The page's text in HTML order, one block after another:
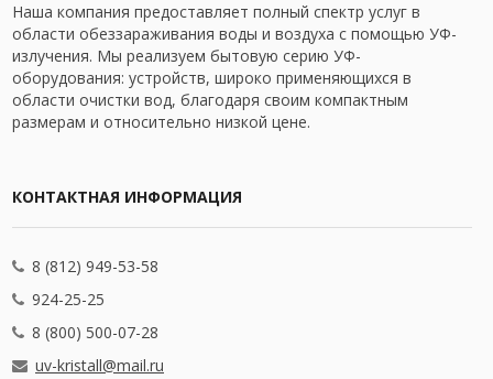
Наша компания предоставляет полный спектр услуг в
области обеззараживания воды и воздуха с помощью УФ-
излучения. Мы реализуем бытовую серию УФ-
оборудования: устройств, широко применяющихся в
области очистки вод, благодаря своим компактным
размерам и относительно низкой цене.
КОНТАКТНАЯ ИНФОРМАЦИЯ
8 (812) 949-53-58
924-25-25
8 (800) 500-07-28
uv-kristall@mail.ru